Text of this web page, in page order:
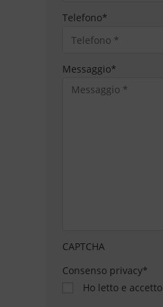
Telefono*
Messaggio*
CAPTCHA
Consenso privacy*
Ho letto e accetto